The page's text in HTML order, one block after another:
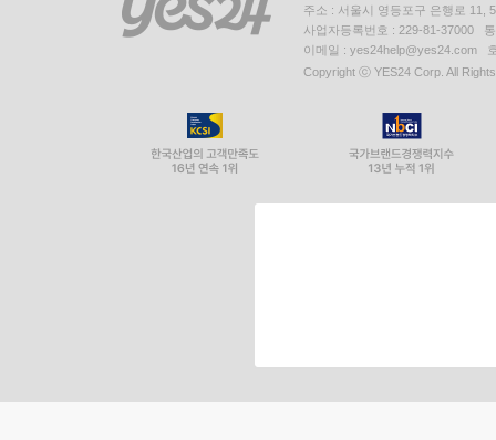
주소 : 서울시 영등포구 은행로 11,
사업자등록번호 : 229-81-37000
이메일 : yes24help@yes24.com
Copyright ⓒ YES24 Corp. All